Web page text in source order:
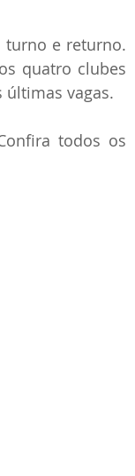
turno e returno.
quatro clubes
vagas.
todos os